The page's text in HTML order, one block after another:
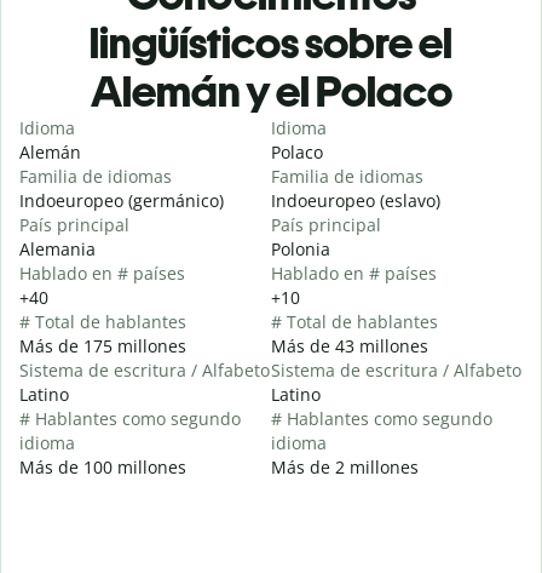
lingüísticos sobre el
Alemán y el Polaco
Idioma
Alemán
Familia de idiomas
Indoeuropeo (germánico)
País principal
Alemania
Hablado en # países
+40
# Total de hablantes
Más de 175 millones
Sistema de escritura / Alfabeto
Latino
# Hablantes como segundo
idioma
Más de 100 millones
Idioma
Polaco
Familia de idiomas
Indoeuropeo (eslavo)
País principal
Polonia
Hablado en # países
+10
# Total de hablantes
Más de 43 millones
Sistema de escritura / Alfabeto
Latino
# Hablantes como segundo
idioma
Más de 2 millones